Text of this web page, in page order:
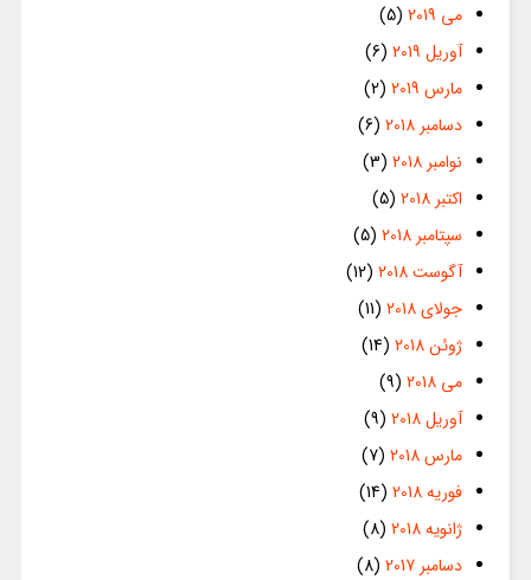
می 2019
(5)
آوریل 2019
(6)
مارس 2019
(2)
دسامبر 2018
(6)
نوامبر 2018
(3)
اکتبر 2018
(5)
سپتامبر 2018
(5)
آگوست 2018
(12)
جولای 2018
(11)
ژوئن 2018
(14)
می 2018
(9)
آوریل 2018
(9)
مارس 2018
(7)
فوریه 2018
(14)
ژانویه 2018
(8)
دسامبر 2017
(8)